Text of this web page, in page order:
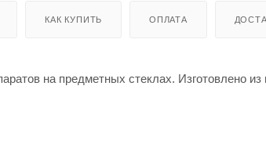
КАК КУПИТЬ ОПЛАТА
на предметных стеклах. Изготовлено из